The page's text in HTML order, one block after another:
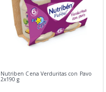
Nutriben Cena Verduritas con Pavo
2x190 g